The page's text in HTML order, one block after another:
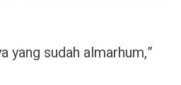
yang sudah almarhum,”